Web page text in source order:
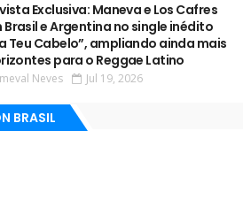
Exclusiva: Maneva e Los Cafres
Brasil e Argentina no single inédito
Teu Cabelo”, ampliando ainda mais
para o Reggae Latino
Neves Jul 19, 2026
BRASIL